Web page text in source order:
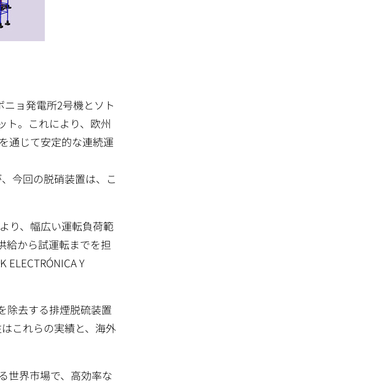
ョ発電所2号機とソト
ト。これにより、欧州
通じて安定的な連続運
今回の脱硝装置は、こ
り、幅広い運転負荷範
給から試運転までを担
Y
除去する排煙脱硫装置
これらの実績と、海外
世界市場で、高効率な